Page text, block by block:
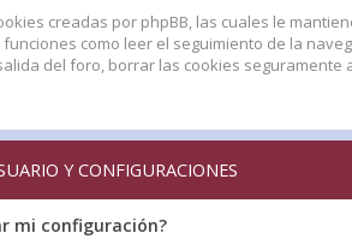
creadas por phpBB, las cuales le
como leer el seguimiento de la
del foro, borrar las cookies seguramente
Y CONFIGURACIONES
mi configuración?